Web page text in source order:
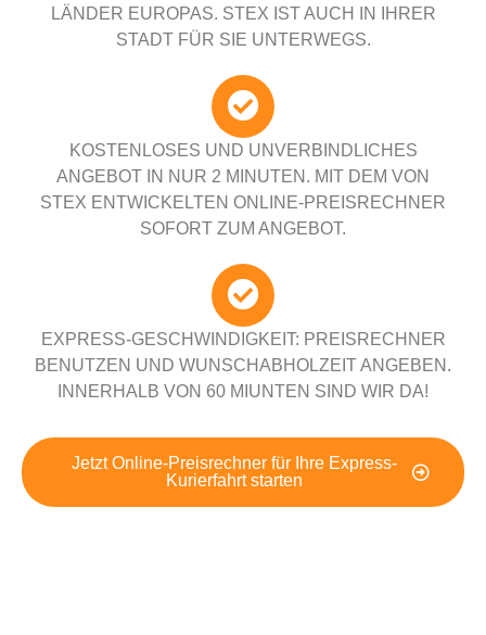
LÄNDER EUROPAS. STEX IST AUCH IN IHRER
STADT FÜR SIE UNTERWEGS.
KOSTENLOSES UND UNVERBINDLICHES
ANGEBOT IN NUR 2 MINUTEN. MIT DEM VON
STEX ENTWICKELTEN ONLINE-PREISRECHNER
SOFORT ZUM ANGEBOT.
EXPRESS-GESCHWINDIGKEIT: PREISRECHNER
BENUTZEN UND WUNSCHABHOLZEIT ANGEBEN.
INNERHALB VON 60 MIUNTEN SIND WIR DA!
Jetzt Online-Preisrechner für Ihre Express-
Kurierfahrt starten